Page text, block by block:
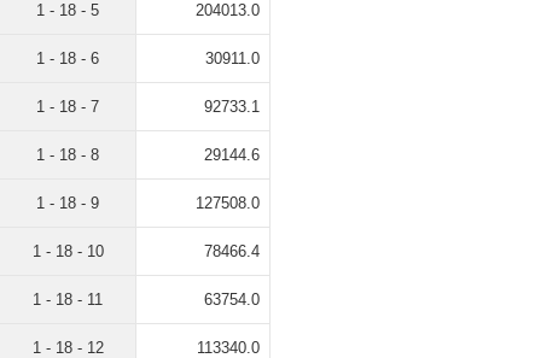
1 - 18 - 5 204013.0
1 - 18 - 6 30911.0
1 - 18 - 7 92733.1
1 - 18 - 8 29144.6
1 - 18 - 9 127508.0
1 - 18 - 10 78466.4
1 - 18 - 11 63754.0
1 - 18 - 12 113340.0